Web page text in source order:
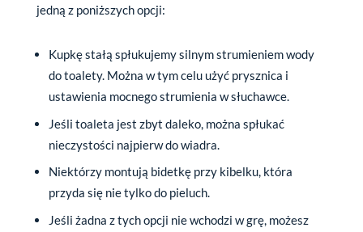
jedną z poniższych opcji:
Kupkę stałą spłukujemy silnym strumieniem wody
do toalety. Można w tym celu użyć prysznica i
ustawienia mocnego strumienia w słuchawce.
Jeśli toaleta jest zbyt daleko, można spłukać
nieczystości najpierw do wiadra.
Niektórzy montują bidetkę przy kibelku, która
przyda się nie tylko do pieluch.
Jeśli żadna z tych opcji nie wchodzi w grę, możesz